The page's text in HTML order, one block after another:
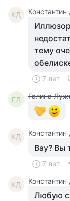
КД
тему
7 лет
ГЛ
Галина
КД
Вау? Вы
7 лет
КД
Любую